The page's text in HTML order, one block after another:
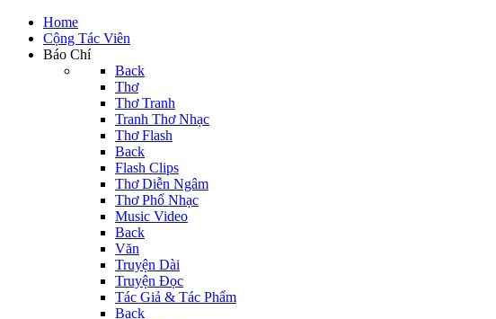
Home
Cộng Tác Viên
Báo Chí
Back
Thơ
Thơ Tranh
Tranh Thơ Nhạc
Thơ Flash
Back
Flash Clips
Thơ Diễn Ngâm
Thơ Phổ Nhạc
Music Video
Back
Văn
Truyện Dài
Truyện Đọc
Tác Giả & Tác Phẩm
Back